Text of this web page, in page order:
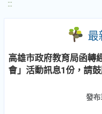
:::
最
高雄市政府教育局函轉
會」活動訊息1份，請
發布